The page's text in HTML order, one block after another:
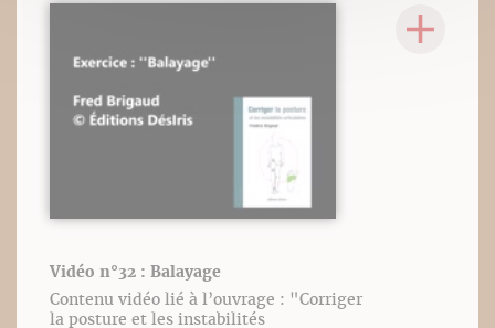
Vidéo n°32 : Balayage
Contenu vidéo lié à l’ouvrage : "Corriger
la posture et les instabilités